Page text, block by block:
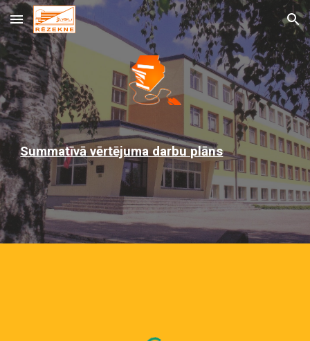
Skip to main content Skip to navigation
Summatīvā vērtējuma darbu plāns